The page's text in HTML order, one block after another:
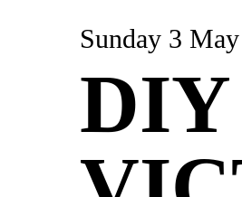
Sunday 3 May